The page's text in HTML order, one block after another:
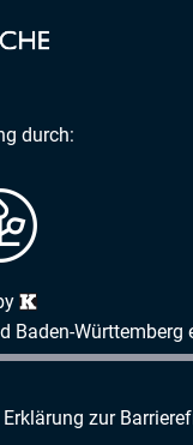
durch:
Baden-Württemberg
Erklärung zur